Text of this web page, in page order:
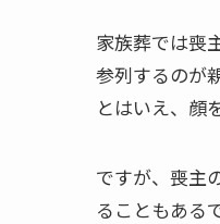
家族葬では喪
参列するのが
とはいえ、顔
ですが、喪主
ることもある